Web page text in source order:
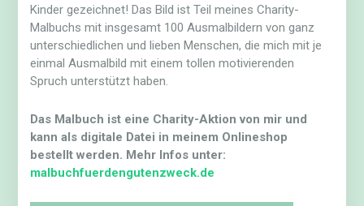
Kinder gezeichnet! Das Bild ist Teil meines Charity-
Malbuchs mit insgesamt 100 Ausmalbildern von ganz
unterschiedlichen und lieben Menschen, die mich mit je
einmal Ausmalbild mit einem tollen motivierenden
Spruch unterstützt haben.
Das Malbuch ist eine Charity-Aktion von mir und
kann als digitale Datei in meinem Onlineshop
bestellt werden. Mehr Infos unter:
malbuchfuerdengutenzweck.de